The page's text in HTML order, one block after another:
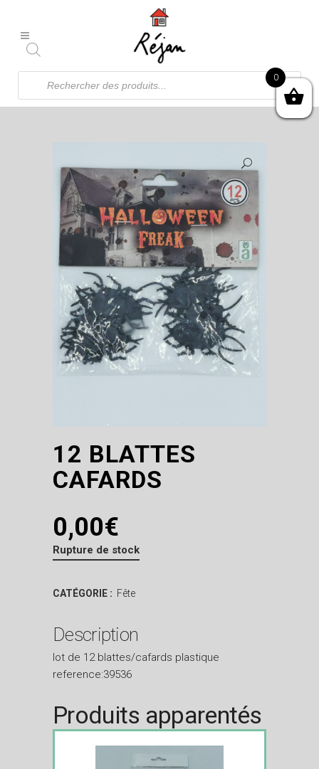
Recherche
produits
12 BLATTES
CAFARDS
0,00€
Rupture de stock
CATÉGORIE : Fête
Description
lot de 12 blattes/cafards plastique
reference:39536
Produits apparentés
0